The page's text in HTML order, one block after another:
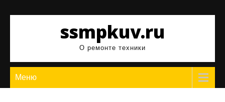
ssmpkuv.ru
О ремонте техники
Меню